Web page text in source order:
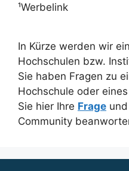
¹Werbelink
In Kürze werden wir
Hochschulen bzw.
Sie haben Fragen zu
Hochschule oder
Sie hier Ihre Frage
Community